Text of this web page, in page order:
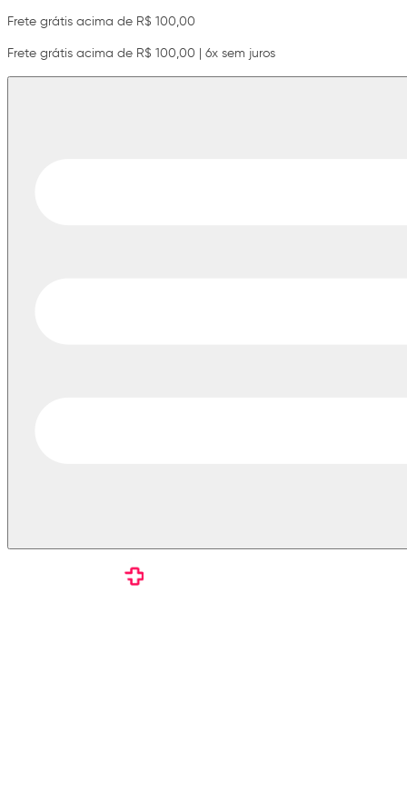
Frete grátis acima de R$ 100,00
Frete grátis acima de R$ 100,00 | 6x sem juros